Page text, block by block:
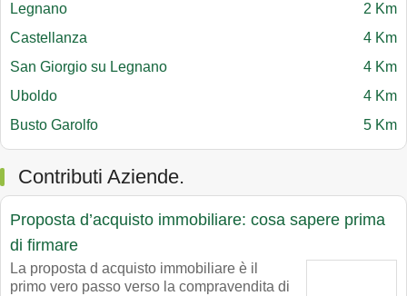
Legnano
2 Km
Castellanza
4 Km
San Giorgio su Legnano
4 Km
Uboldo
4 Km
Busto Garolfo
5 Km
Contributi Aziende.
Proposta d’acquisto immobiliare: cosa sapere prima
di firmare
La proposta d acquisto immobiliare è il
primo vero passo verso la compravendita di